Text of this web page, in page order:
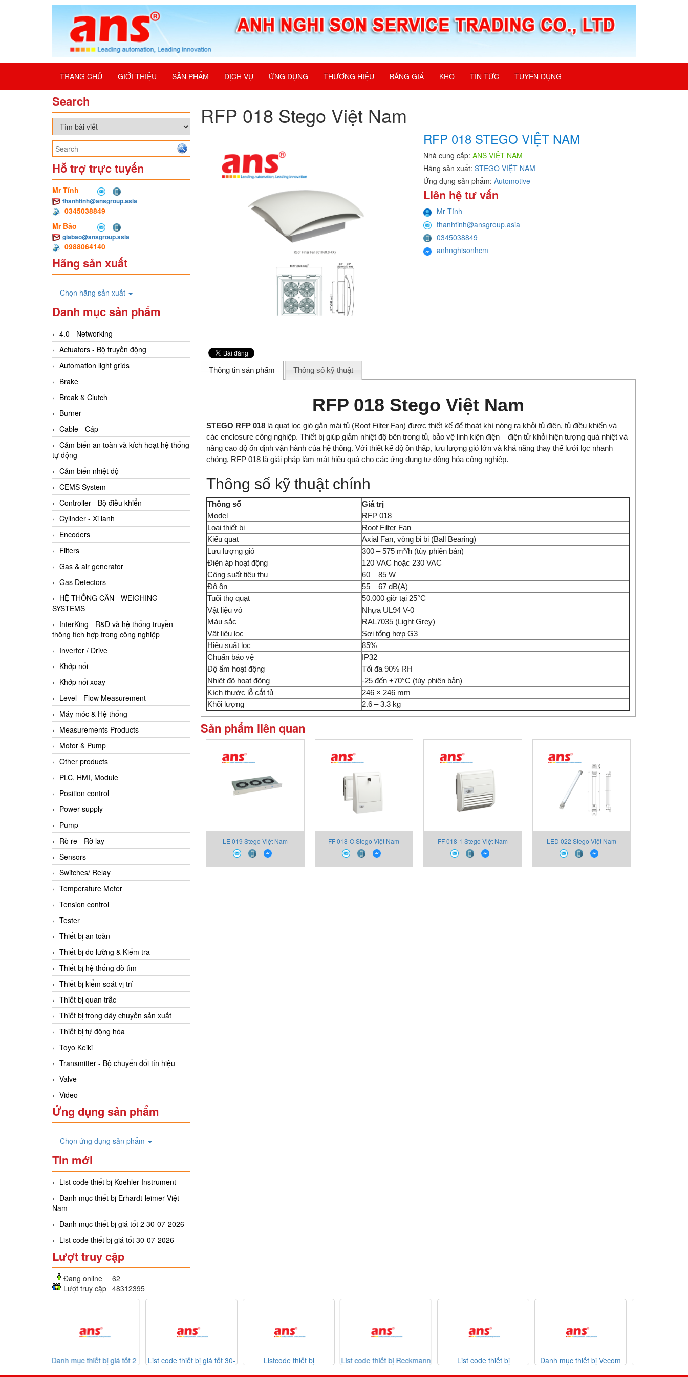
TRANG CHỦ GIỚI THIỆU SẢN PHẨM DỊCH VỤ ỨNG DỤNG THƯƠNG HIỆU BẢNG GIÁ KHO TIN TỨC TUYỂN DỤNG
Search
Hỗ trợ trực tuyến
Mr Tính
thanhtinh@ansgroup.asia
0345038849
Mr Bảo
giabao@ansgroup.asia
0988064140
Hãng sản xuất
Chọn hãng sản xuất
Danh mục sản phẩm
4.0 - Networking
Actuators - Bộ truyền động
Automation light grids
Brake
Break & Clutch
Burner
Cable - Cáp
Cảm biến an toàn và kích hoạt hệ thống
tự động
Cảm biến nhiệt độ
CEMS System
Controller - Bộ điều khiển
Cylinder - Xi lanh
Encoders
Filters
Gas & air generator
Gas Detectors
HỆ THỐNG CÂN - WEIGHING
SYSTEMS
InterKing - R&D và hệ thống truyền
thông tích hợp trong công nghiệp
Inverter / Drive
Khớp nối
Khớp nối xoay
Level - Flow Measurement
Máy móc & Hệ thống
Measurements Products
Motor & Pump
Other products
PLC, HMI, Module
Position control
Power supply
Pump
Rò re - Rờ lay
Sensors
Switches/ Relay
Temperature Meter
Tension control
Tester
Thiết bị an toàn
Thiết bị đo lường & Kiểm tra
Thiết bị hệ thống dò tìm
Thiết bị kiểm soát vị trí
Thiết bị quan trắc
Thiết bị trong dây chuyền sản xuất
Thiết bị tự động hóa
Toyo Keiki
Transmitter - Bộ chuyển đổi tín hiệu
Valve
Video
Ứng dụng sản phẩm
Chọn ứng dụng sản phẩm
Tin mới
List code thiết bị Koehler Instrument
Danh mục thiết bị Erhardt-leimer Việt
Nam
Danh mục thiết bị giá tốt 2 30-07-2026
List code thiết bị giá tốt 30-07-2026
Lượt truy cập
Đang online
62
Lượt truy cập 48312395
RFP 018 Stego Việt Nam
RFP 018 STEGO VIỆT NAM
Nhà cung cấp: ANS VIỆT NAM
Hãng sản xuất: STEGO VIỆT NAM
Ứng dụng sản phẩm: Automotive
Liên hệ tư vấn
Mr Tính
thanhtinh@ansgroup.asia
0345038849
anhnghisonhcm
Thông tin sản phẩm Thông số kỹ thuật
RFP 018 Stego Việt Nam
STEGO RFP 018 là quạt lọc gió gắn mái tủ (Roof Filter Fan) được thiết kế để thoát khí nóng ra khỏi tủ điện, tủ điều khiển và
các enclosure công nghiệp. Thiết bị giúp giảm nhiệt độ bên trong tủ, bảo vệ linh kiện điện – điện tử khỏi hiện tượng quá nhiệt và
nâng cao độ ổn định vận hành của hệ thống. Với thiết kế độ ồn thấp, lưu lượng gió lớn và khả năng thay thế lưới lọc nhanh
chóng, RFP 018 là giải pháp làm mát hiệu quả cho các ứng dụng tự động hóa công nghiệp.
Thông số kỹ thuật chính
Thông số
Giá trị
Model
RFP 018
Loại thiết bị
Roof Filter Fan
Kiểu quạt
Axial Fan, vòng bi bi (Ball Bearing)
Lưu lượng gió
300 – 575 m³/h (tùy phiên bản)
Điện áp hoạt động
120 VAC hoặc 230 VAC
Công suất tiêu thụ
60 – 85 W
Độ ồn
55 – 67 dB(A)
Tuổi thọ quạt
50.000 giờ tại 25°C
Vật liệu vỏ
Nhựa UL94 V-0
Màu sắc
RAL7035 (Light Grey)
Vật liệu lọc
Sợi tổng hợp G3
Hiệu suất lọc
85%
Chuẩn bảo vệ
IP32
Độ ẩm hoạt động
Tối đa 90% RH
Nhiệt độ hoạt động
-25 đến +70°C (tùy phiên bản)
Kích thước lỗ cắt tủ
246 × 246 mm
Khối lượng
2.6 – 3.3 kg
Sản phẩm liên quan
LE 019 Stego Việt Nam FF 018-O Stego Việt Nam FF 018-1 Stego Việt Nam LED 022 Stego Việt Nam
List code thiết bị giá tốt 30-
Listcode thiết bị
List code thiết bị Reckmann
List code thiết bị
Danh mục thiết bị Vecom
Danh mục thiết bị Watlow